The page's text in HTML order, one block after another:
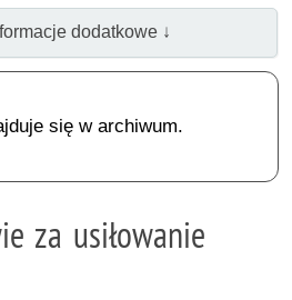
dodatkowe ↓
się w archiwum.
za usiłowanie